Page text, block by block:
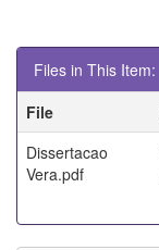
Files in This Item:
File
Dissertacao
Vera.pdf